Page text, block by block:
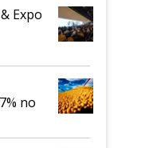
Expo
no